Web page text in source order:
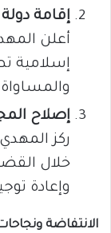
إقامة
أعلن
إسلامية
إصلاح
ركز
خلال
وإعادة
الانتفاضة